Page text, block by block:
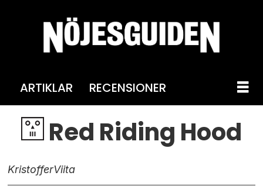
ARTIKLAR RECENSIONER
Red Riding Hood
KristofferViita